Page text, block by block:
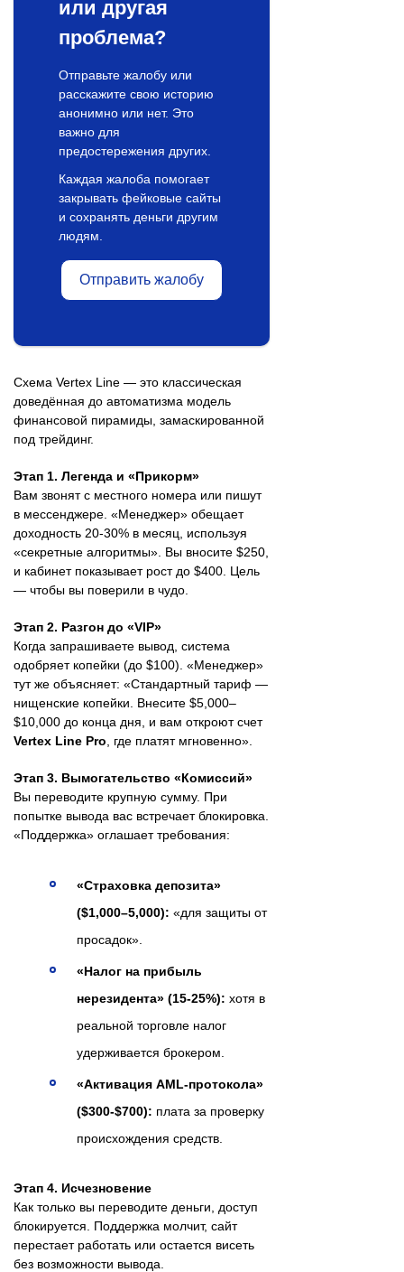
или другая
проблема?
Отправьте жалобу или
расскажите свою историю
анонимно или нет. Это
важно для
предостережения других.
Каждая жалоба помогает
закрывать фейковые сайты
и сохранять деньги другим
людям.
Отправить жалобу
Схема Vertex Line — это классическая
доведённая до автоматизма модель
финансовой пирамиды, замаскированной
под трейдинг.
Этап 1. Легенда и «Прикорм»
Вам звонят с местного номера или пишут
в мессенджере. «Менеджер» обещает
доходность 20-30% в месяц, используя
«секретные алгоритмы». Вы вносите $250,
и кабинет показывает рост до $400. Цель
— чтобы вы поверили в чудо.
Этап 2. Разгон до «VIP»
Когда запрашиваете вывод, система
одобряет копейки (до $100). «Менеджер»
тут же объясняет: «Стандартный тариф —
нищенские копейки. Внесите $5,000–
$10,000 до конца дня, и вам откроют счет
Vertex Line Pro , где платят мгновенно».
Этап 3. Вымогательство «Комиссий»
Вы переводите крупную сумму. При
попытке вывода вас встречает блокировка.
«Поддержка» оглашает требования:
«Страховка депозита»
($1,000–5,000): «для защиты от
просадок».
«Налог на прибыль
нерезидента» (15-25%): хотя в
реальной торговле налог
удерживается брокером.
«Активация AML-протокола»
($300-$700): плата за проверку
происхождения средств.
Этап 4. Исчезновение
Как только вы переводите деньги, доступ
блокируется. Поддержка молчит, сайт
перестает работать или остается висеть
без возможности вывода.